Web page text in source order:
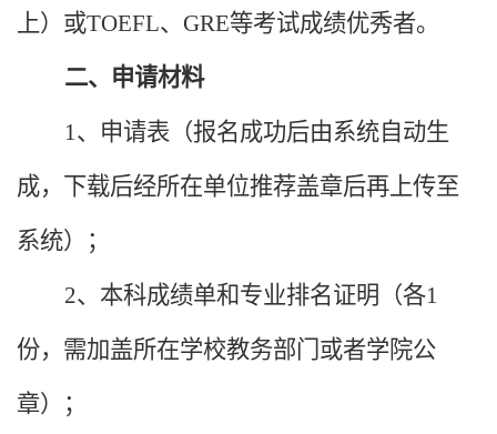
上）或TOEFL、GRE等考试成绩优秀者。
二、申请材料
1、申请表（报名成功后由系统自动生
成，下载后经所在单位推荐盖章后再上传至
系统）；
2、本科成绩单和专业排名证明（各1
份，需加盖所在学校教务部门或者学院公
章）；